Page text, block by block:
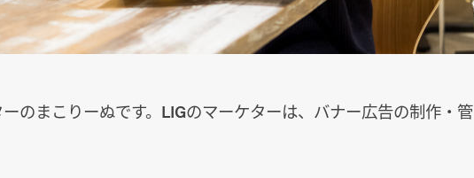
のまこりーぬです。LIGのマーケターは、バナー広告の制作・管